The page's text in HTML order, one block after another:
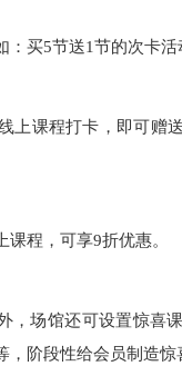
买5节送1节的次卡活
上课程打卡，即可赠
程，可享9折优惠。
，场馆还可设置惊喜
，阶段性给会员制造惊